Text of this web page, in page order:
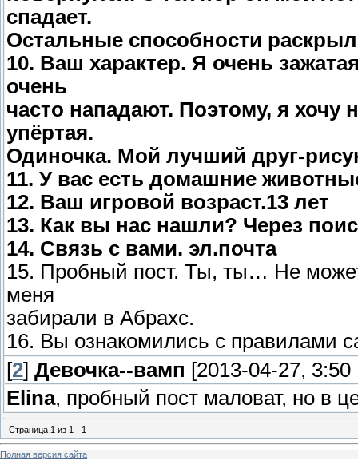
спадает.
Остальные способности
10. Ваш характер. Я очень
очень
часто нападают. Поэтому, я хочу
упёртая.
Одиночка. Мой лучший друг-
11. У вас есть домашние
12. Ваш игровой возраст.13 лет
13. Как вы нас нашли? Через
14. Связь с вами. эл.почта
15. Пробный пост. Ты, ты… Не
меня
забирали в Абрахс.
16. Вы ознакомились с правилами
[2] Девочка--вамп [2013-04-27, 3:50
Elina, пробный пост маловат, но в
Страница 1 из 1 1
Полная версия сайта